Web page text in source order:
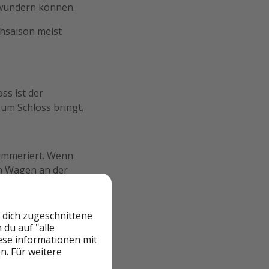
können.
meist
ist der
Schloss bringt.
Wenn
Wagen an der
wie die
zugeschnittene
du auf "alle
informationen mit
Für weitere